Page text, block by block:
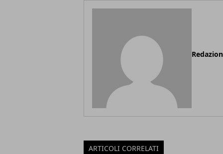
ARTICOLI CORRELATI